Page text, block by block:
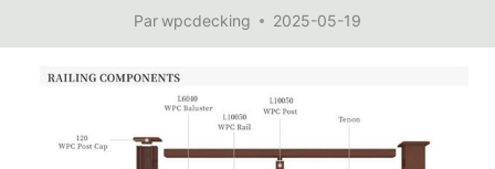
Parwpcdecking 2025-05-19